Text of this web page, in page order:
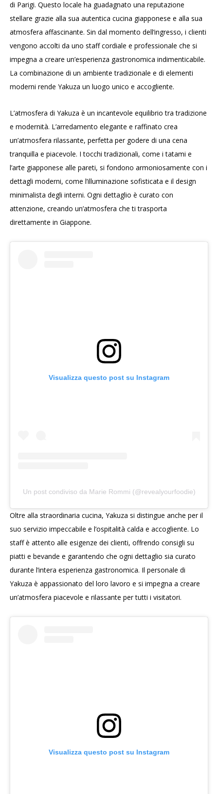
di Parigi. Questo locale ha guadagnato una reputazione
stellare grazie alla sua autentica cucina giapponese e alla sua
atmosfera affascinante. Sin dal momento dell’ingresso, i clienti
vengono accolti da uno staff cordiale e professionale che si
impegna a creare un’esperienza gastronomica indimenticabile.
La combinazione di un ambiente tradizionale e di elementi
moderni rende Yakuza un luogo unico e accogliente.
L’atmosfera di Yakuza è un incantevole equilibrio tra tradizione
e modernità. L’arredamento elegante e raffinato crea
un’atmosfera rilassante, perfetta per godere di una cena
tranquilla e piacevole. I tocchi tradizionali, come i tatami e
l’arte giapponese alle pareti, si fondono armoniosamente con i
dettagli moderni, come l’illuminazione sofisticata e il design
minimalista degli interni. Ogni dettaglio è curato con
attenzione, creando un’atmosfera che ti trasporta
direttamente in Giappone.
Visualizza questo post su Instagram
Un post condiviso da Marie Rommi (@revealyourfoodie)
Oltre alla straordinaria cucina, Yakuza si distingue anche per il
suo servizio impeccabile e l’ospitalità calda e accogliente. Lo
staff è attento alle esigenze dei clienti, offrendo consigli su
piatti e bevande e garantendo che ogni dettaglio sia curato
durante l’intera esperienza gastronomica. Il personale di
Yakuza è appassionato del loro lavoro e si impegna a creare
un’atmosfera piacevole e rilassante per tutti i visitatori.
Visualizza questo post su Instagram